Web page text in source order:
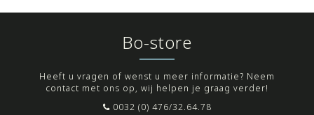
Bo-store
Heeft u vragen of wenst u meer informatie? Neem
contact met ons op, wij helpen je graag verder!
0032 (0) 476/32.64.78